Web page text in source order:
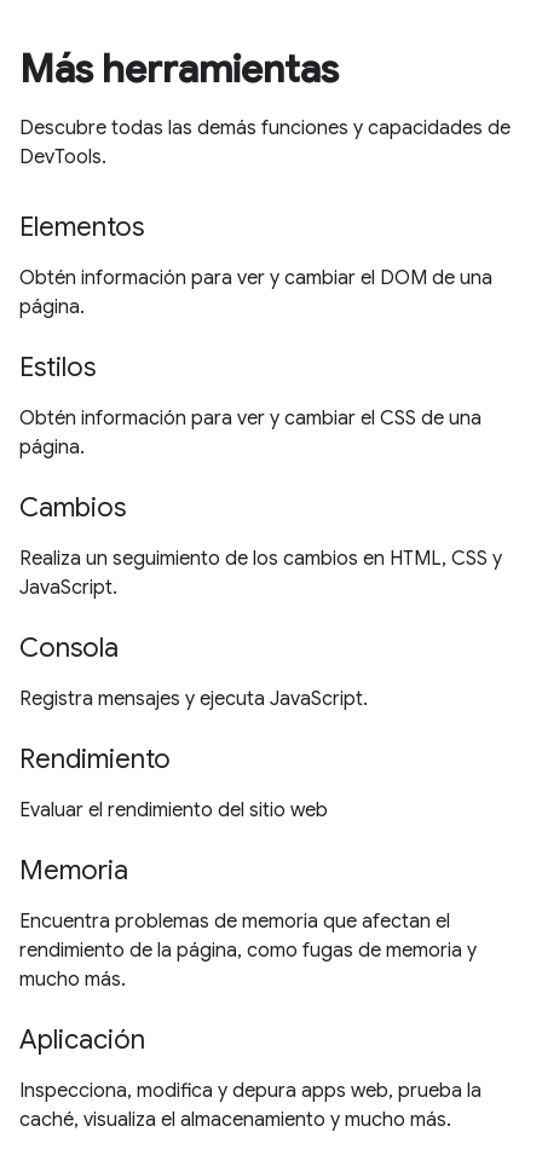
Más herramientas
Descubre todas las demás funciones y capacidades de
DevTools.
Elementos
Obtén información para ver y cambiar el DOM de una
página.
Estilos
Obtén información para ver y cambiar el CSS de una
página.
Cambios
Realiza un seguimiento de los cambios en HTML, CSS y
JavaScript.
Consola
Registra mensajes y ejecuta JavaScript.
Rendimiento
Evaluar el rendimiento del sitio web
Memoria
Encuentra problemas de memoria que afectan el
rendimiento de la página, como fugas de memoria y
mucho más.
Aplicación
Inspecciona, modifica y depura apps web, prueba la
caché, visualiza el almacenamiento y mucho más.